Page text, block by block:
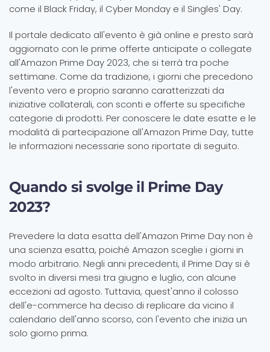
come il Black Friday, il Cyber Monday e il Singles' Day.
Il portale dedicato all'evento è già online e presto sarà
aggiornato con le prime offerte anticipate o collegate
all'Amazon Prime Day 2023, che si terrà tra poche
settimane. Come da tradizione, i giorni che precedono
l'evento vero e proprio saranno caratterizzati da
iniziative collaterali, con sconti e offerte su specifiche
categorie di prodotti. Per conoscere le date esatte e le
modalità di partecipazione all'Amazon Prime Day, tutte
le informazioni necessarie sono riportate di seguito.
Quando si svolge il Prime Day
2023?
Prevedere la data esatta dell'Amazon Prime Day non è
una scienza esatta, poiché Amazon sceglie i giorni in
modo arbitrario. Negli anni precedenti, il Prime Day si è
svolto in diversi mesi tra giugno e luglio, con alcune
eccezioni ad agosto. Tuttavia, quest'anno il colosso
dell'e-commerce ha deciso di replicare da vicino il
calendario dell'anno scorso, con l'evento che inizia un
solo giorno prima.